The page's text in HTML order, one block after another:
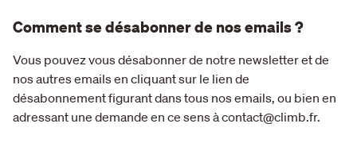
Comment se désabonner de nos emails ?
Vous pouvez vous désabonner de notre newsletter et de
nos autres emails en cliquant sur le lien de
désabonnement figurant dans tous nos emails, ou bien en
adressant une demande en ce sens à contact@climb.fr.